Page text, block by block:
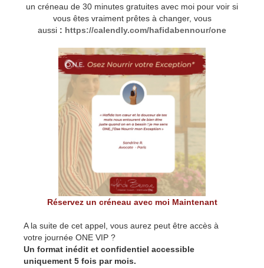
un créneau de 30 minutes gratuites avec moi pour voir si
vous êtes vraiment prêtes à changer, vous
aussi : https://calendly.com/hafidabennour/one
Réservez un créneau avec moi Maintenant
A la suite de cet appel, vous aurez peut être accès à
votre journée ONE VIP ?
Un format inédit et confidentiel accessible
uniquement 5 fois par mois.